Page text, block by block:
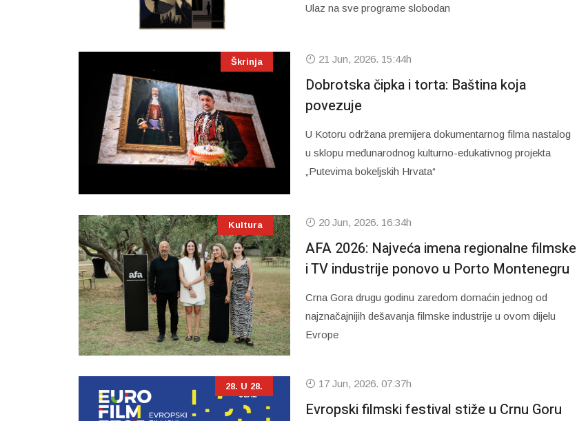
Ulaz na sve programe slobodan
Škrinja 21 Jun, 2026. 15:44h
Dobrotska čipka i torta: Baština koja
povezuje
U Kotoru održana premijera dokumentarnog filma nastalog
u sklopu međunarodnog kulturno-edukativnog projekta
„Putevima bokeljskih Hrvata“
Kultura 20 Jun, 2026. 16:34h
AFA 2026: Najveća imena regionalne filmske
i TV industrije ponovo u Porto Montenegru
Crna Gora drugu godinu zaredom domaćin jednog od
najznačajnijih dešavanja filmske industrije u ovom dijelu
Evrope
28. U 28. 17 Jun, 2026. 07:37h
Evropski filmski festival stiže u Crnu Goru